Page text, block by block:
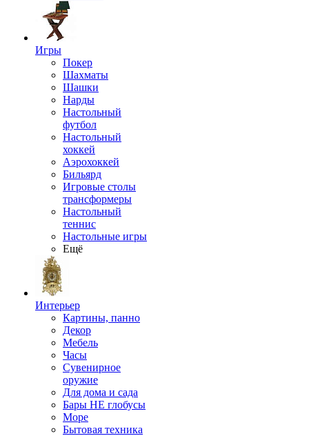
Игры
Покер
Шахматы
Шашки
Нарды
Настольный
футбол
Настольный
хоккей
Аэрохоккей
Бильярд
Игровые столы
трансформеры
Настольный
теннис
Настольные игры
Ещё
Интерьер
Картины, панно
Декор
Мебель
Часы
Сувенирное
оружие
Для дома и сада
Бары НЕ глобусы
Море
Бытовая техника